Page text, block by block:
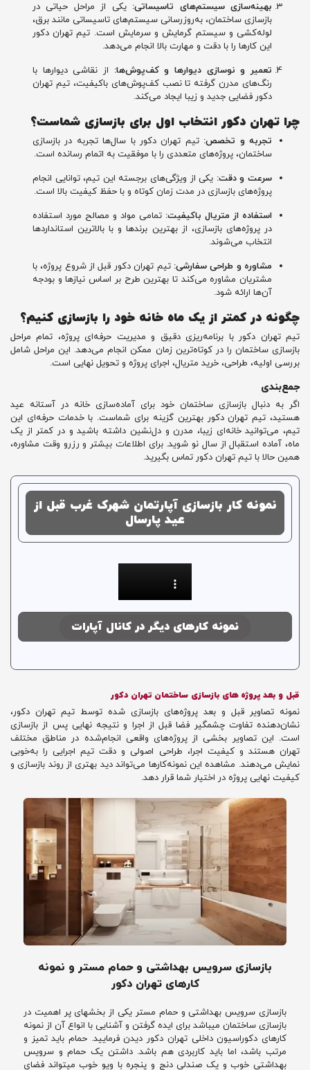
بهینه‌سازی سیستم‌های تاسیساتی: یکی از مراحل حیاتی در
بازسازی ساختمان، به‌روزرسانی سیستم‌های تاسیساتی مانند برق،
لوله‌کشی و سیستم گرمایش و سرمایش است. تیم تهران دکور
این کارها را با دقت و مهارت بالا انجام می‌دهد.
تعمیر و نوسازی دیوارها و کف‌پوش‌ها: از نقاشی دیوارها با
رنگ‌های مدرن گرفته تا نصب کف‌پوش‌های باکیفیت، تیم تهران
دکور فضایی جدید و زیبا ایجاد می‌کند.
چرا تهران دکور انتخاب اول برای بازسازی شماست؟
تجربه و تخصص: تیم تهران دکور با سال‌ها تجربه در بازسازی
ساختمان، پروژه‌های متعددی را با موفقیت به اتمام رسانده است.
سرعت و دقت: یکی از ویژگی‌های برجسته این تیم، توانایی انجام
پروژه‌های بازسازی در مدت زمان کوتاه و با حفظ کیفیت بالا است.
استفاده از متریال باکیفیت: تمامی مواد و مصالح مورد استفاده
در پروژه‌های بازسازی، از بهترین برندها و با بالاترین استانداردها
انتخاب می‌شوند.
مشاوره و طراحی سفارشی: تیم تهران دکور قبل از شروع پروژه، با
مشتریان مشاوره می‌کند تا بهترین طرح بر اساس نیازها و بودجه
آن‌ها ارائه شود.
چگونه در کمتر از یک ماه خانه خود را بازسازی کنیم؟
تیم تهران دکور با برنامه‌ریزی دقیق و مدیریت حرفه‌ای پروژه، تمام مراحل
بازسازی ساختمان را در کوتاه‌ترین زمان ممکن انجام می‌دهد. این مراحل شامل
بررسی اولیه، طراحی، خرید متریال، اجرای پروژه و تحویل نهایی است.
جمع‌بندی
اگر به دنبال بازسازی ساختمان خود برای آماده‌سازی خانه در آستانه عید
هستید، تیم تهران دکور بهترین گزینه برای شماست. با خدمات حرفه‌ای این
تیم، می‌توانید خانه‌ای زیبا، مدرن و دل‌نشین داشته باشید و در کمتر از یک
ماه، آماده استقبال از سال نو شوید. برای اطلاعات بیشتر و رزرو وقت مشاوره،
همین حالا با تیم تهران دکور تماس بگیرید.
نمونه کار بازسازی آپارتمان شهرک غرب قبل از
عید پارسال
نمونه کارهای دیگر در کانال آپارات
قبل و بعد پروژه های بازسازی ساختمان تهران دکور
نمونه تصاویر قبل و بعد پروژه‌های بازسازی شده توسط تیم تهران دکور،
نشان‌دهنده تفاوت چشمگیر فضا قبل از اجرا و نتیجه نهایی پس از بازسازی
است. این تصاویر بخشی از پروژه‌های واقعی انجام‌شده در مناطق مختلف
تهران هستند و کیفیت اجرا، طراحی اصولی و دقت تیم اجرایی را به‌خوبی
نمایش می‌دهند. مشاهده این نمونه‌کارها می‌تواند دید بهتری از روند بازسازی و
کیفیت نهایی پروژه در اختیار شما قرار دهد.
بازسازی سرویس بهداشتی و حمام مستر و نمونه
کارهای تهران دکور
بازسازی سرویس بهداشتی و حمام مستر یکی از بخشهای پر اهمیت در
بازسازی ساختمان میباشد برای ایده گرفتن و آشنایی با انواع آن از نمونه
کارهای دکوراسیون داخلی تهران دکور دیدن فرمایید. حمام باید تمیز و
مرتب باشد، اما باید کاربردی هم باشد. داشتن یک حمام و سرویس
بهداشتی خوب و یک صندلی دنج و پنجره با ویو خوب میتواند فضای